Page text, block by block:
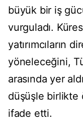
büyük bir iş
vurguladı.
yatırımcıların
yöneleceğini,
arasında yer
düşüşle birlikte
ifade etti.